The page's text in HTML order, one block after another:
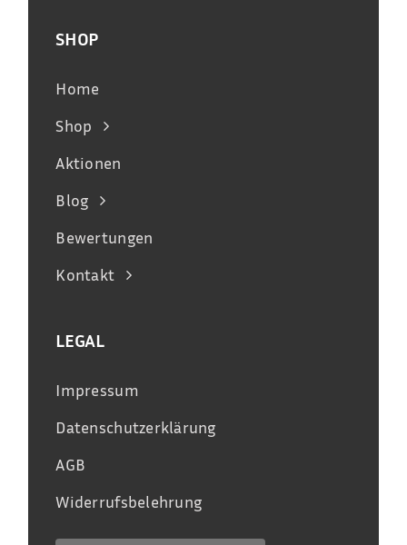
SHOP
Home
Shop
Aktionen
Blog
Bewertungen
Kontakt
LEGAL
Impressum
Datenschutzerklärung
AGB
Widerrufsbelehrung